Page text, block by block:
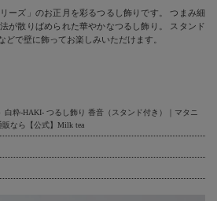
ーズ」のお正月を彩るつるし飾りです。 つまみ細
が散りばめられた華やかなつるし飾り。 スタンド
で壁に飾ってお楽しみいただけます。
白粋-HAKI- つるし飾り 香音（スタンド付き）｜マタニ
なら【公式】Milk tea